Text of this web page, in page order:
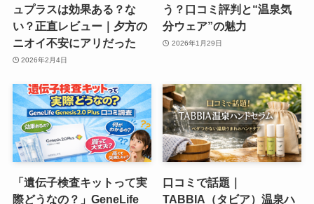
ュプラスは効果ある？な
い？正直レビュー｜夕方の
ニオイ不安にアリだった
2026年2月4日
う？口コミ評判と“温泉気
分ウェア”の魅力
2026年1月29日
「遺伝子検査キットって実
際どうなの？」GeneLife
口コミで話題｜
TABBIA（タビア）温泉ハ